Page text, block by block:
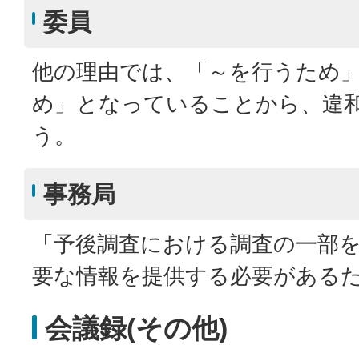
委員
他の理由では、「～を行うため
め」となっていることから、違
う。
事務局
「予後調査における調査の一部
要な情報を提供する必要がある
会議録(その他)